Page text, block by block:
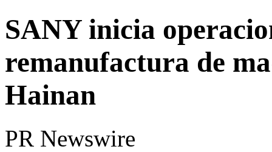
SANY inicia
remanufactura de
Hainan
PR Newswire